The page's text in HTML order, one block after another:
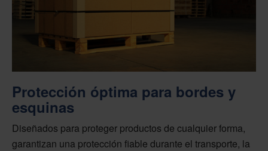
Protección óptima para bordes y
esquinas
Diseñados para proteger productos de cualquier forma,
garantizan una protección fiable durante el transporte, la